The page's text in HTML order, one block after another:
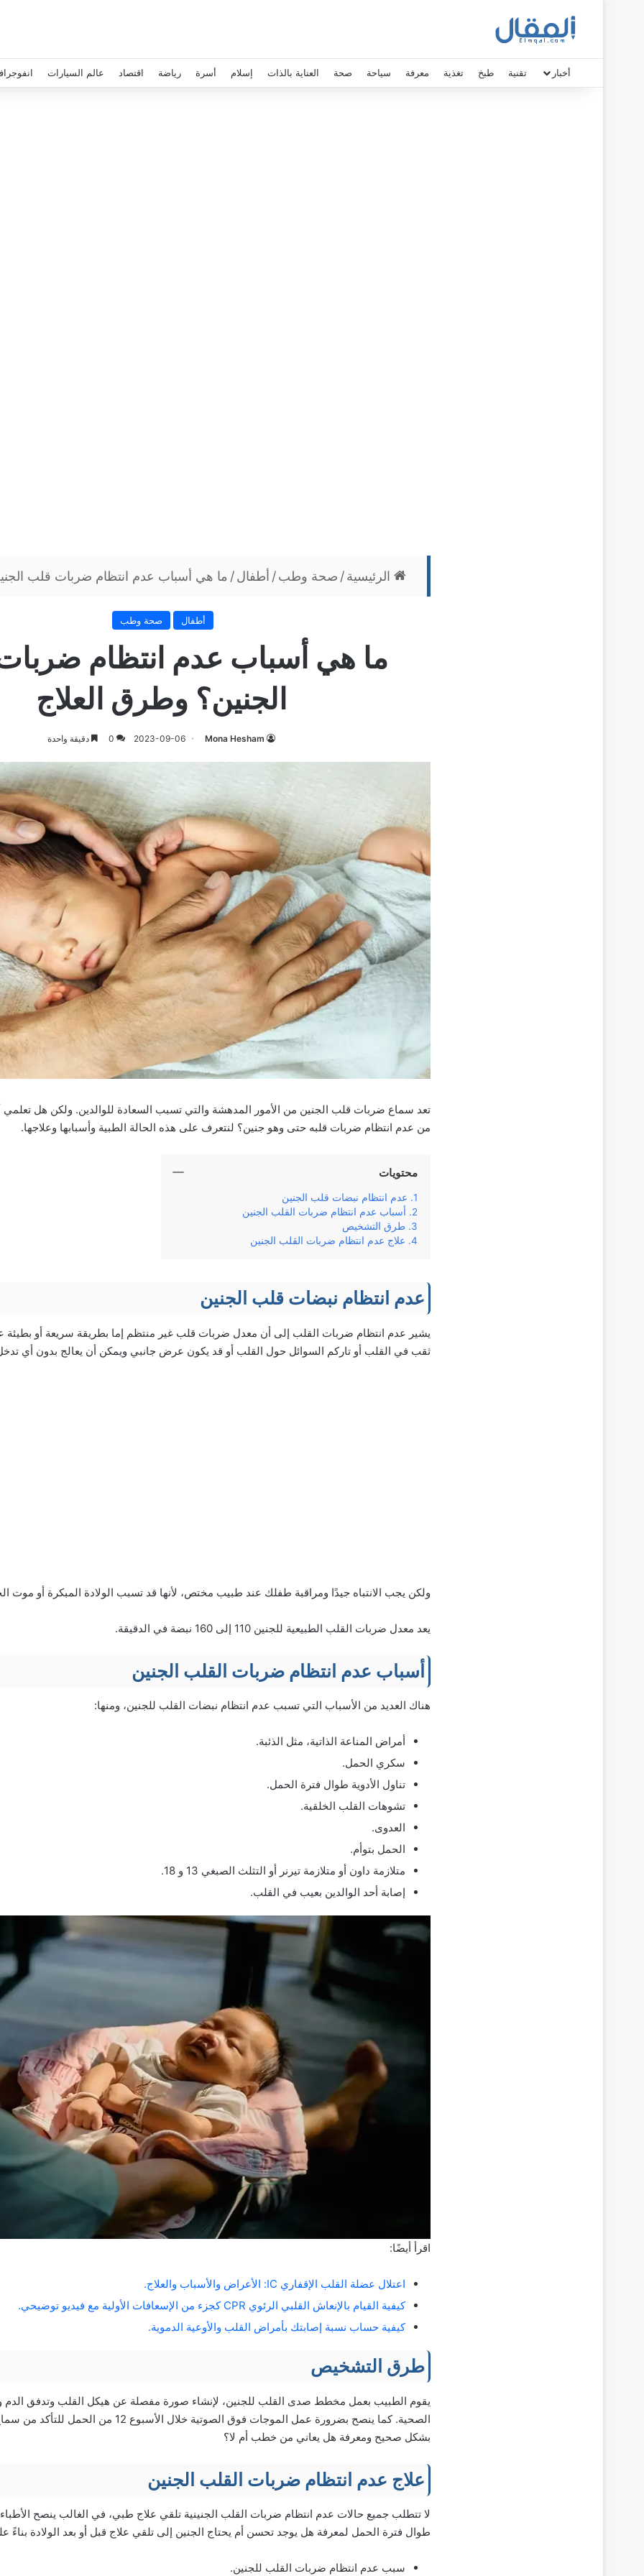
أخبار تقنية طبخ تغذية معرفة سياحة صحة العناية بالذات إسلام أسرة رياضة اقتصاد عالم السيارات
الرئيسية/ صحة وطب/ أطفال/ ما هي أسباب عدم انتظام ضربات قلب
أطفال صحة وطب
ما هي أسباب عدم انتظام
الجنين؟ وطرق العلاج
Mona Hesham
2023-09-06
0 دقيقة واحدة
تعد سماع ضربات قلب الجنين من الأمور المدهشة والتي تسبب السعادة للوالدين. ولكن هل
من عدم انتظام ضربات قلبه حتى وهو جنين؟ لنتعرف على هذه الحالة الطبية وأسبابها وعلاجها.
محتويات
عدم انتظام نبضات قلب الجنين
أسباب عدم انتظام ضربات القلب الجنين
طرق التشخيص
علاج عدم انتظام ضربات القلب الجنين
عدم انتظام نبضات قلب الجنين
يشير عدم انتظام ضربات القلب إلى أن معدل ضربات قلب غير منتظم إما بطريقة سريعة أو بطيئة
ثقب في القلب أو تاركم السوائل حول القلب أو قد يكون عرض جانبي ويمكن أن يعالج بدون أي
ولكن يجب الانتباه جيدًا ومراقبة طفلك عند طبيب مختص، لأنها قد تسبب الولادة المبكرة أو موت
يعد معدل ضربات القلب الطبيعية للجنين 110 إلى 160 نبضة في الدقيقة.
أسباب عدم انتظام ضربات القلب الجنين
هناك العديد من الأسباب التي تسبب عدم انتظام نبضات القلب للجنين، ومنها:
أمراض المناعة الذاتية، مثل الذئبة.
سكري الحمل.
تناول الأدوية طوال فترة الحمل.
تشوهات القلب الخلقية.
العدوى.
الحمل بتوأم.
متلازمة داون أو متلازمة تيرنر أو التثلث الصبغي 13 و 18.
إصابة أحد الوالدين بعيب في القلب.
اقرأ أيضًا:
اعتلال عضلة القلب الإقفاري IC: الأعراض والأسباب والعلاج.
كيفية القيام بالإنعاش القلبي الرئوي CPR كجزء من الإسعافات الأولية مع فيديو توضيحي.
كيفية حساب نسبة إصابتك بأمراض القلب والأوعية الدموية.
طرق التشخيص
يقوم الطبيب بعمل مخطط صدى القلب للجنين، لإنشاء صورة مفصلة عن هيكل القلب وتدفق الدم
الصحية. كما ينصح بضرورة عمل الموجات فوق الصوتية خلال
بشكل صحيح ومعرفة هل يعاني من خطب أم لا؟
علاج عدم انتظام ضربات القلب الجنين
لا تتطلب جميع حالات عدم انتظام ضربات القلب الجنينية تلقي علاج طبي، في الغالب ينصح الأطباء
طوال فترة الحمل لمعرفة هل يوجد تحسن أم يحتاج الجنين إلى تلقي علاج قبل أو بعد الولادة بناءً
سبب عدم انتظام ضربات القلب للجنين.